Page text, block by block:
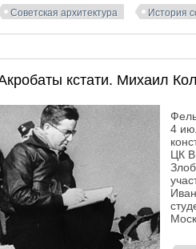
Советская архитектура История
кстати. Михаил
4
ЦК